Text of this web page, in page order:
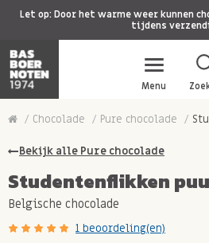
Let op: Door het warme weer kunnen
tijdens
Menu
Chocolade Pure chocolade
Bekijk alle Pure chocolade
Studentenflikken
Belgische chocolade
1 beoordeling(en)